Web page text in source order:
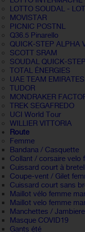
LOTTO SOUDAL -
MOVISTAR
PICNIC POSTNL
Q36.5 Pinarello
QUICK-STEP ALPHA
SCOTT SRAM
SOUDAL QUICK-STEP
TOTAL ÉNERGIES
UAE TEAM EMIRATES
TUDOR
MONDRAKER
TREK SEGAFREDO
UCI World Tour
WILLIER VITTORIA
Route
Femme
Bandana / Casquette
Collant / corsaire velo
Cuissard court à
Coupe-vent / Gilet
Cuissard court sans
Maillot vélo femme
Maillot velo femme
Manchettes /
Masque COVID19
Gants été